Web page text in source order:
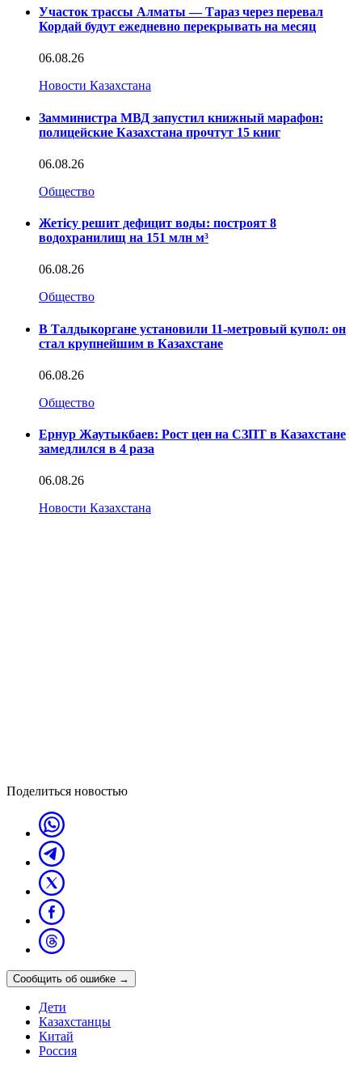
Участок трассы Алматы — Тараз через перевал
Кордай будут ежедневно перекрывать на месяц
06.08.26
Новости Казахстана
Замминистра МВД запустил книжный марафон:
полицейские Казахстана прочтут 15 книг
06.08.26
Общество
Жетісу решит дефицит воды: построят 8
водохранилищ на 151 млн м³
06.08.26
Общество
В Талдыкоргане установили 11-метровый купол: он
стал крупнейшим в Казахстане
06.08.26
Общество
Ернур Жаутыкбаев: Рост цен на СЗПТ в Казахстане
замедлился в 4 раза
06.08.26
Новости Казахстана
Поделиться новостью
Сообщить об ошибке →
Дети
Казахстанцы
Китай
Россия